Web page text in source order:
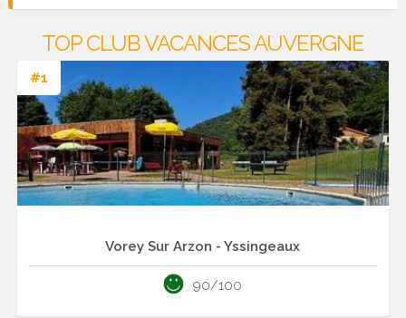
TOP CLUB VACANCES AUVERGNE
#1
Vorey Sur Arzon - Yssingeaux
90/100